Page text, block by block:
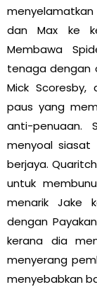
dan Max ke
Membawa
tenaga dengan
Mick
paus yang
anti-penuaan.
menyoal
berjaya.
untuk
menarik Jake
dengan
kerana dia
menyerang
menyebabkan